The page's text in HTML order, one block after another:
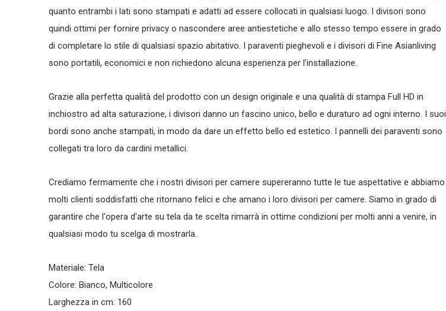
quanto entrambi i lati sono stampati e adatti ad essere collocati in qualsiasi luogo. I divisori sono
quindi ottimi per fornire privacy o nascondere aree antiestetiche e allo stesso tempo essere in grado
di completare lo stile di qualsiasi spazio abitativo. I paraventi pieghevoli e i divisori di Fine Asianliving
sono portatili, economici e non richiedono alcuna esperienza per l'installazione.
Grazie alla perfetta qualità del prodotto con un design originale e una qualità di stampa Full HD in
inchiostro ad alta saturazione, i divisori danno un fascino unico, bello e duraturo ad ogni interno. I suoi
bordi sono anche stampati, in modo da dare un effetto bello ed estetico. I pannelli dei paraventi sono
collegati tra loro da cardini metallici.
Crediamo fermamente che i nostri divisori per camere supereranno tutte le tue aspettative e abbiamo
molti clienti soddisfatti che ritornano felici e che amano i loro divisori per camere. Siamo in grado di
garantire che l'opera d'arte su tela da te scelta rimarrà in ottime condizioni per molti anni a venire, in
qualsiasi modo tu scelga di mostrarla.
Materiale: Tela
Colore: Bianco, Multicolore
Larghezza in cm: 160